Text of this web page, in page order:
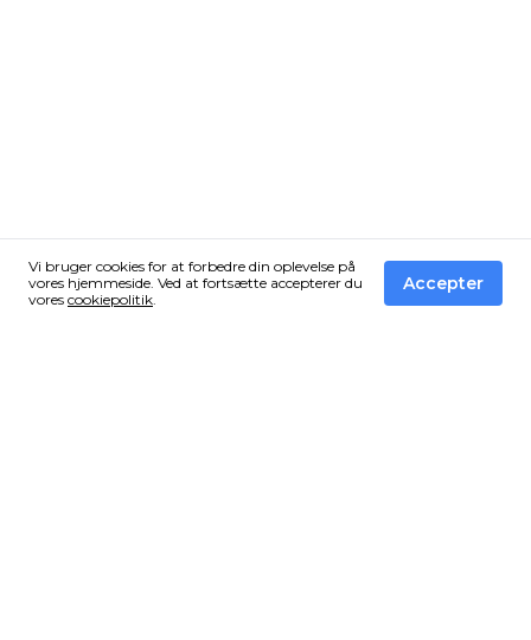
Vi bruger cookies for at forbedre din oplevelse på
vores hjemmeside. Ved at fortsætte accepterer du
vores cookiepolitik.
Accepter